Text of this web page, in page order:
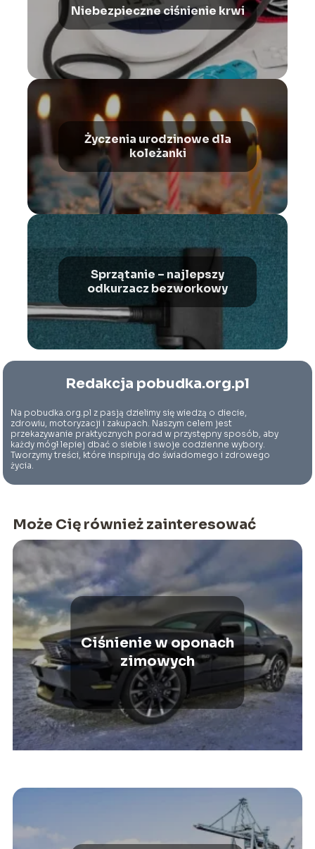
Niebezpieczne ciśnienie krwi
Życzenia urodzinowe dla
koleżanki
Sprzątanie – najlepszy
odkurzacz bezworkowy
Redakcja pobudka.org.pl
Na pobudka.org.pl z pasją dzielimy się wiedzą o diecie,
zdrowiu, motoryzacji i zakupach. Naszym celem jest
przekazywanie praktycznych porad w przystępny sposób, aby
każdy mógł lepiej dbać o siebie i swoje codzienne wybory.
Tworzymy treści, które inspirują do świadomego i zdrowego
życia.
Może Cię również zainteresować
Ciśnienie w oponach
zimowych